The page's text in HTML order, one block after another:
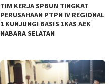
TIM KERJA SPBUN TINGKAT
PERUSAHAAN PTPN IV REGIONAL
1 KUNJUNGI BASIS 1KAS AEK
NABARA SELATAN